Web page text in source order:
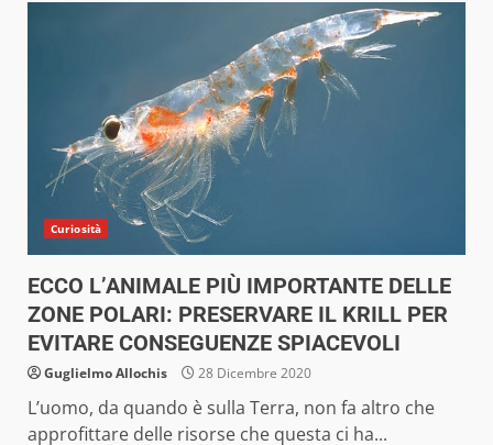
Curiosità
ECCO L’ANIMALE PIÙ IMPORTANTE DELLE
ZONE POLARI: PRESERVARE IL KRILL PER
EVITARE CONSEGUENZE SPIACEVOLI
Guglielmo Allochis 28 Dicembre 2020
L’uomo, da quando è sulla Terra, non fa altro che
approfittare delle risorse che questa ci ha...